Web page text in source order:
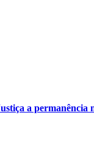
a permanência